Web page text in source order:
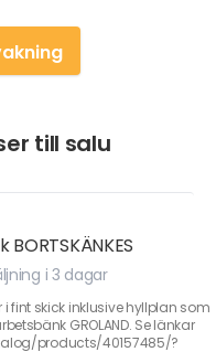
till salu
i 3 dagar
fint skick inklusive hyllplan som
GROLAND. Se länkar
products/40157485/?